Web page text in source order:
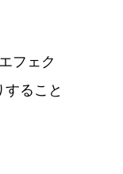
フェク
ること